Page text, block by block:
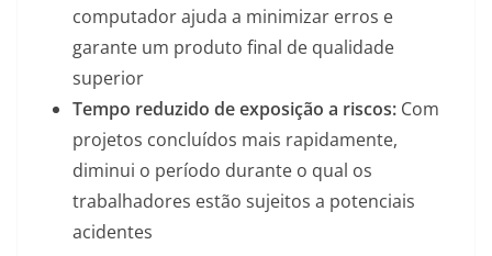
computador ajuda a minimizar erros e
garante um produto final de qualidade
superior
Tempo reduzido de exposição a riscos: Com
projetos concluídos mais rapidamente,
diminui o período durante o qual os
trabalhadores estão sujeitos a potenciais
acidentes